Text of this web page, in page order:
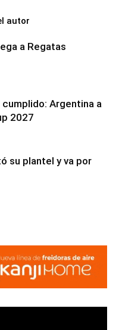
autor
a Regatas
Argentina a
2027
su plantel y va por